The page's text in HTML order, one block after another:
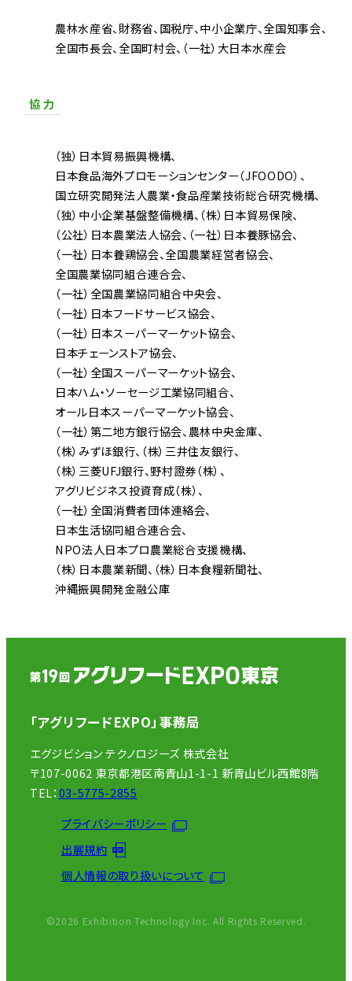
農林水産省 財務省 国税庁 中小企業庁 全国知事会
全国市長会 全国町村会 （一社）大日本水産会
協 力
（独）日本貿易振興機構
日本食品海外プロモーションセンター（JFOODO）
国立研究開発法人農業・食品産業技術総合研究機構
（独）中小企業基盤整備機構 （株）日本貿易保険
（公社）日本農業法人協会 （一社）日本養豚協会
（一社）日本養鶏協会 全国農業経営者協会
全国農業協同組合連合会
（一社）全国農業協同組合中央会
（一社）日本フードサービス協会
（一社）日本スーパーマーケット協会
日本チェーンストア協会
（一社）全国スーパーマーケット協会
日本ハム・ソーセージ工業協同組合
オール日本スーパーマーケット協会
（一社）第二地方銀行協会 農林中央金庫
（株）みずほ銀行 （株）三井住友銀行
（株）三菱UFJ銀行 野村證券（株）
アグリビジネス投資育成（株）
（一社）全国消費者団体連絡会
日本生活協同組合連合会
NPO法人日本プロ農業総合支援機構
（株）日本農業新聞 （株）日本食糧新聞社
沖縄振興開発金融公庫
「アグリフードEXPO」事務局
エグジビション テクノロジーズ 株式会社
〒107-0062 東京都港区南青山1-1-1 新青山ビル西館8階
TEL：03-5775-2855
プライバシーポリシー
出展規約
個人情報の取り扱いについて
©2026 Exhibition Technology Inc. All Rights Reserved.